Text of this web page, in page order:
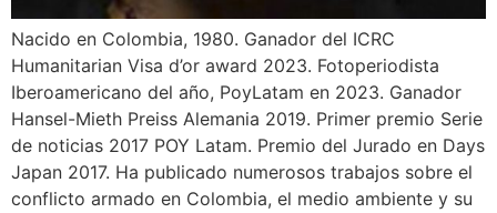
Nacido en Colombia, 1980. Ganador del ICRC
Humanitarian Visa d’or award 2023. Fotoperiodista
Iberoamericano del año, PoyLatam en 2023. Ganador
Hansel-Mieth Preiss Alemania 2019. Primer premio Serie
de noticias 2017 POY Latam. Premio del Jurado en Days
Japan 2017. Ha publicado numerosos trabajos sobre el
conflicto armado en Colombia, el medio ambiente y su